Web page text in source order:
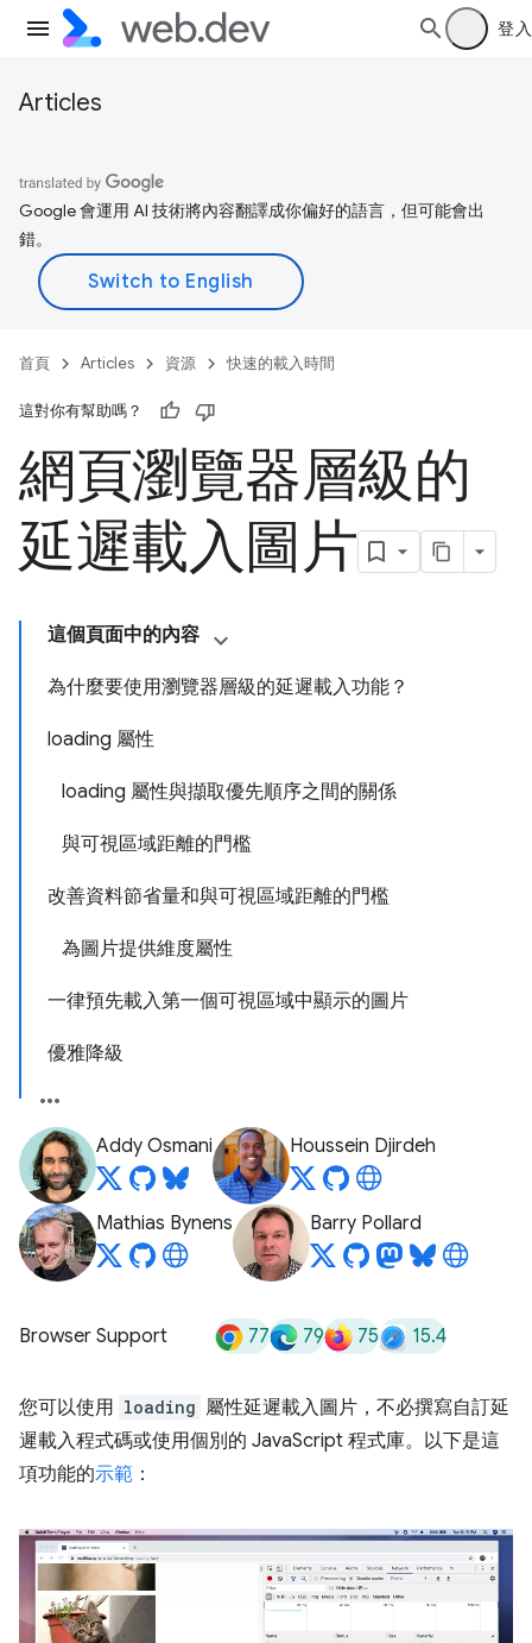
登入
Articles
Google 會運用 AI 技術將內容翻譯成你偏好的語言，但可能會出
錯。
首頁 Articles 資源 快速的載入時間
這對你有幫助嗎？
網頁瀏覽器層級的
延遲載入圖片
這個頁面中的內容
為什麼要使用瀏覽器層級的延遲載入功能？
loading 屬性
loading 屬性與擷取優先順序之間的關係
與可視區域距離的門檻
改善資料節省量和與可視區域距離的門檻
為圖片提供維度屬性
一律預先載入第一個可視區域中顯示的圖片
優雅降級
Addy Osmani Houssein Djirdeh
Mathias Bynens Barry Pollard
Browser Support 77 79 75 15.4
您可以使用 loading 屬性延遲載入圖片，不必撰寫自訂延
遲載入程式碼或使用個別的 JavaScript 程式庫。以下是這
項功能的示範 ：